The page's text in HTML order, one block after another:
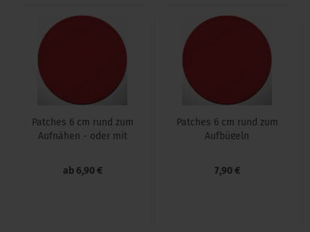
Patches 6 cm rund zum
Auf­nä­hen - oder mit
ab 6,90 €
Patches 6 cm rund zum
Auf­bü­geln
7,90 €